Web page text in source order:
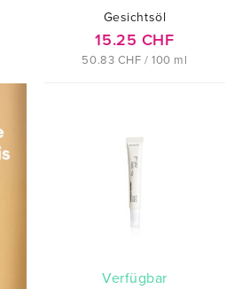
Gesichtsöl
15.25 CHF
50.83 CHF / 100 ml
verfügbar